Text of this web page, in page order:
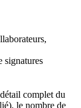
signatures
complet du
le nombre de